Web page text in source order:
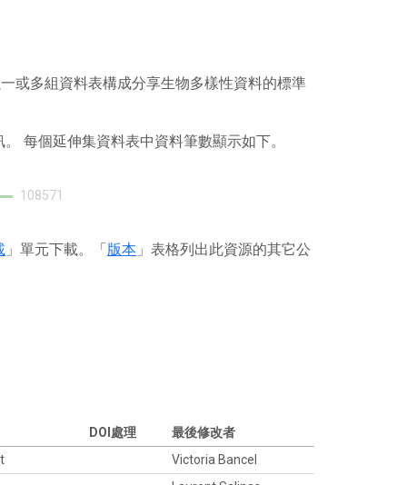
或多組資料表構成分享生物多樣性資料的標準
每個延伸集資料表中資料筆數顯示如下。
108571
」單元下載。「版本 」表格列出此資源的其它公
DOI處理
最後修改者
Victoria Bancel